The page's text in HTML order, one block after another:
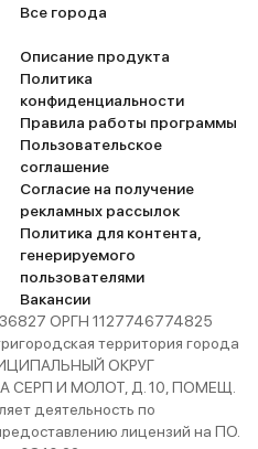
Все города
Описание продукта
Политика
конфиденциальности
Правила работы программы
Пользовательское
соглашение
Согласие на получение
рекламных рассылок
Политика для контента,
генерируемого
пользователями
Вакансии
ОРГН 1127746774825
территория города
ОКРУГ
СЕРП И МОЛОТ, Д. 10, ПОМЕЩ.
деятельность по
лицензий на ПО.